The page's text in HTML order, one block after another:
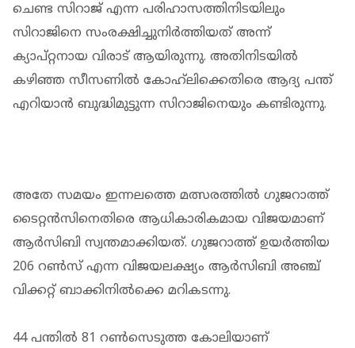
ചെണ്ട സിറാജ് എന്ന പരിഹാസത്തിനിടയിലും
സിറാജിനെ സംരക്ഷിച്ചുനിർത്തിയത് അന്ന്
ക്യാപ്റ്റനായ വിരാട് ആയിരുന്നു. അതിനിടയിൽ
കഴിഞ്ഞ സീസണിൽ കോഹ്‌ലിക്കെതിരെ ആദ്യ പന്ത്
എറിയാൻ ബുദ്ധിമുട്ടുന്ന സിറാജിനെയും കണ്ടിരുന്നു.
അതേ സമയം ഇന്നലത്തെ മത്സരത്തില്‍ ഗുജറാത്ത്
ടൈറ്റന്‍സിനെതിരെ ആധികാരികമായ വിജയമാണ്
ആര്‍സിബി സ്വന്തമാക്കിയത്. ഗുജറാത്ത് ഉയര്‍ത്തിയ
206 റണ്‍സ് എന്ന വിജയലക്ഷ്യം ആര്‍സിബി അഞ്ച്
വിക്കറ്റ് ബാക്കിനില്‍ക്കെ മറികടന്നു.
44 പന്തില്‍ 81 റണ്‍സെടുത്ത കോലിയാണ്